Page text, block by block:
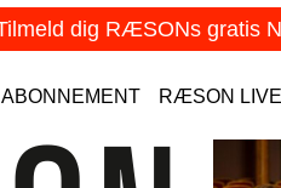
ABONNEMENT RÆSON LIVE